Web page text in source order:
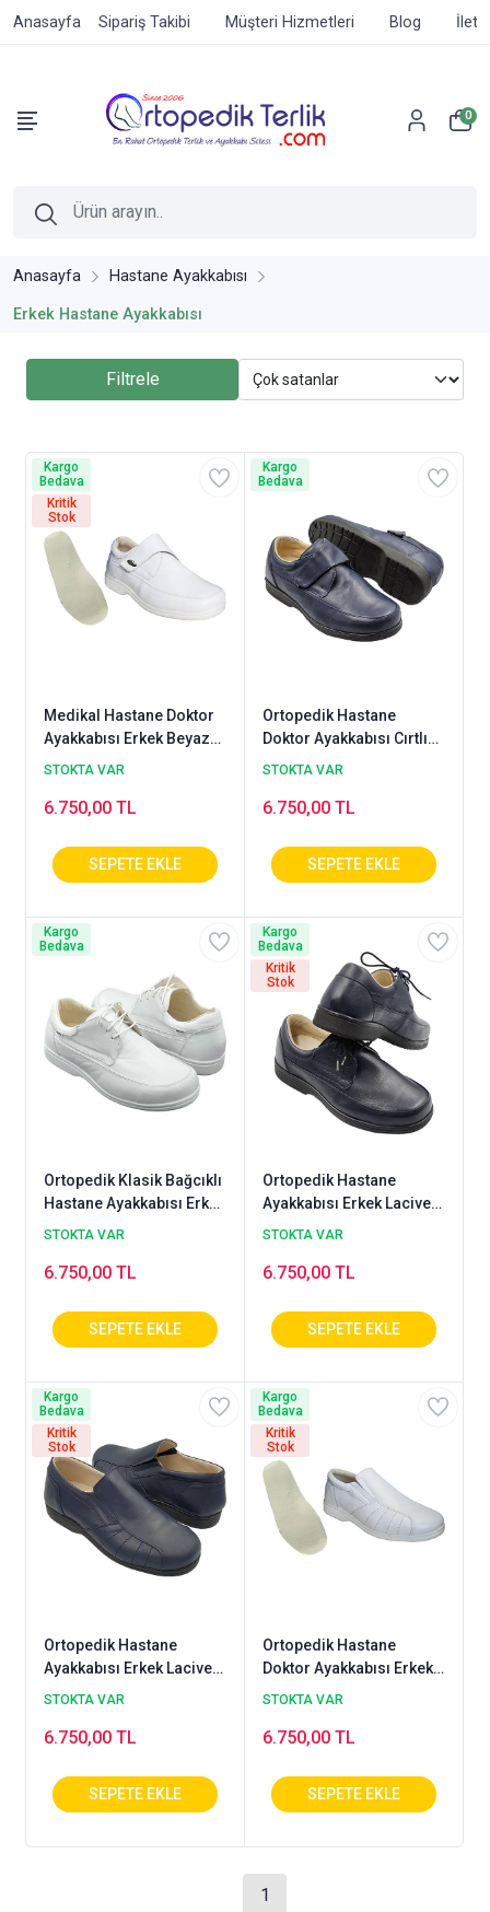
Anasayfa Sipariş Takibi Müşteri Hizmetleri Blog
0
Anasayfa Hastane Ayakkabısı
Erkek Hastane Ayakkabısı
Filtrele
Medikal Hastane Doktor
Ayakkabısı Erkek Beyaz
OD-51B
STOKTA VAR
6.750,00 TL
Kargo
Bedava
Kritik
Stok
Ortopedik Hastane
Doktor Ayakkabısı Cırtlı
Erkek Lacivert OD-51LL
STOKTA VAR
6.750,00 TL
Kargo
Bedava
Ortopedik Klasik Bağcıklı
Hastane Ayakkabısı Erkek
Beyaz OD-52B
STOKTA VAR
6.750,00 TL
Kargo
Bedava
Ortopedik Hastane
Ayakkabısı Erkek Lacivert
OD-52LL
STOKTA VAR
6.750,00 TL
Kargo
Bedava
Kritik
Stok
Ortopedik Hastane
Ayakkabısı Erkek Lacivert
OD-53LL
STOKTA VAR
6.750,00 TL
Kargo
Bedava
Kritik
Stok
Ortopedik Hastane
Doktor Ayakkabısı Erkek
Beyaz OD-53B
STOKTA VAR
6.750,00 TL
Kargo
Bedava
Kritik
Stok
1